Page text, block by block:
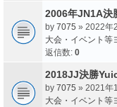
2006年JN1A決
by 7075 » 2022年
大会・イベント等
返信数: 0
2018JJ決勝
by 7075 » 2021年
大会・イベント等